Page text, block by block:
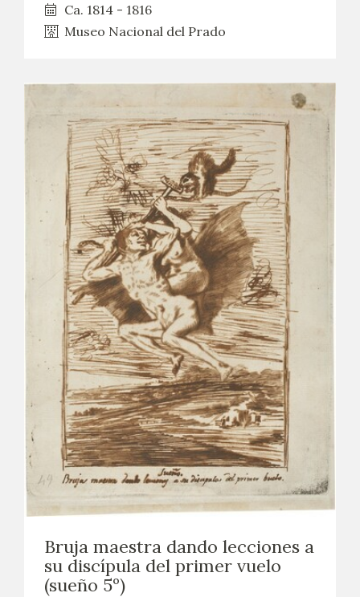
Ca. 1814 - 1816
Museo Nacional del Prado
Bruja maestra dando lecciones a
su discípula del primer vuelo
(sueño 5º)